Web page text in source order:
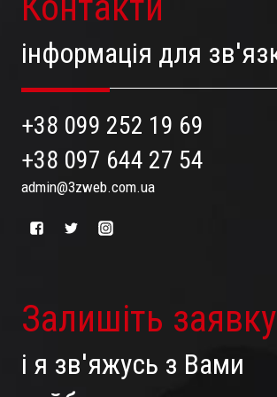
інформація для
+38 099 252 19 69
+38 097 644 27 54
admin@3zweb.com.ua
Залишіть заявку
і я зв'яжусь з Вами